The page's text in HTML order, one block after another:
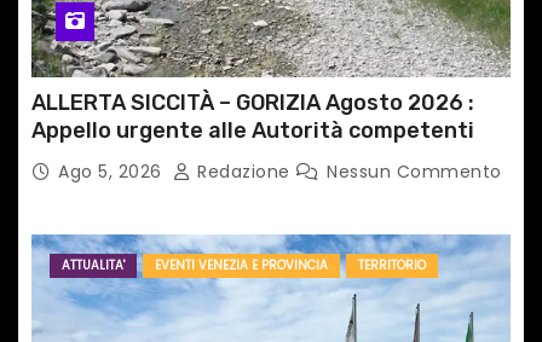
ALLERTA SICCITÀ – GORIZIA Agosto 2026 :
Appello urgente alle Autorità competenti
Ago 5, 2026 Redazione Nessun Commento
ATTUALITA' EVENTI VENEZIA E PROVINCIA TERRITORIO